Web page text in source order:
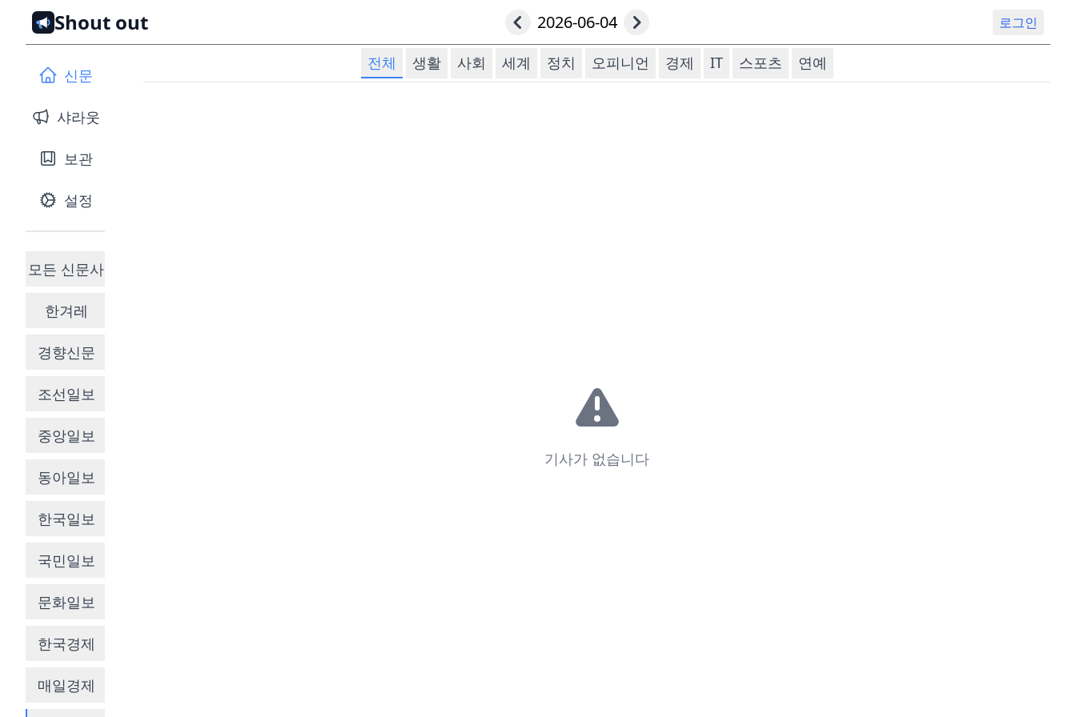
Shout out 2026-06-04 로그인
신문
샤라웃
보관
설정
모든 신문사
한겨레
경향신문
조선일보
중앙일보
동아일보
한국일보
국민일보
문화일보
한국경제
매일경제
전체 생활 사회 세계 정치 오피니언 경제 IT 스포츠 연예
기사가 없습니다